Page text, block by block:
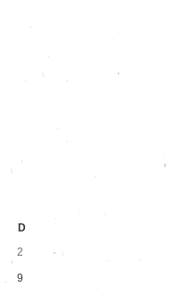
D
2
9